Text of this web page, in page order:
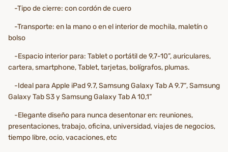
-Tipo de cierre: con cordón de cuero
-Transporte: en la mano o en el interior de mochila, maletín o
bolso
-Espacio interior para: Tablet o portátil de 9,7-10”, auriculares,
cartera, smartphone, Tablet, tarjetas, bolígrafos, plumas.
-Ideal para Apple iPad 9.7, Samsung Galaxy Tab A 9.7“, Samsung
Galaxy Tab S3 y Samsung Galaxy Tab A 10,1”
-Elegante diseño para nunca desentonar en: reuniones,
presentaciones, trabajo, oficina, universidad, viajes de negocios,
tiempo libre, ocio, vacaciones, etc